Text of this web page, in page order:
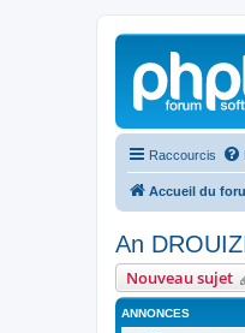
Raccourcis
Accueil du
An
Nouveau sujet
ANNONCES